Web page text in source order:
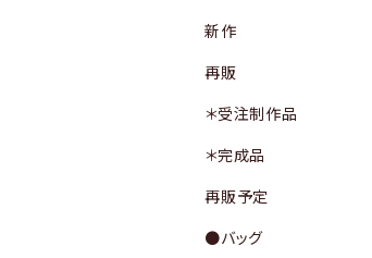
新作
再販
＊受注制作品
＊完成品
再販予定
●バッグ